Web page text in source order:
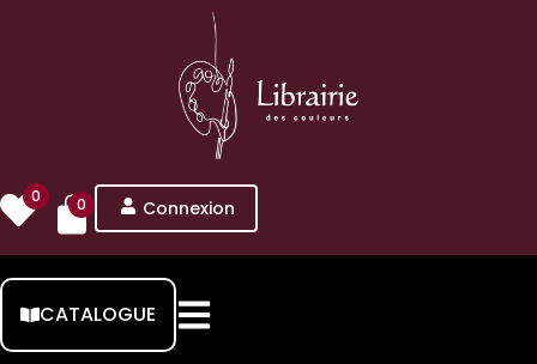
0 0 Connexion
CATALOGUE